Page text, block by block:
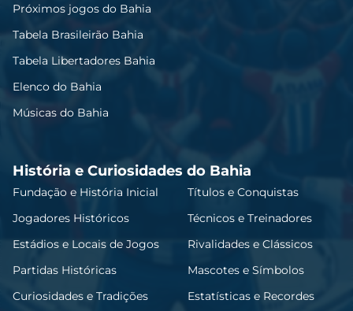
Próximos jogos do Bahia
Tabela Brasileirão Bahia
Tabela Libertadores Bahia
Elenco do Bahia
Músicas do Bahia
História e Curiosidades do Bahia
Fundação e História Inicial
Títulos e Conquistas
Jogadores Históricos
Técnicos e Treinadores
Estádios e Locais de Jogos
Rivalidades e Clássicos
Partidas Históricas
Mascotes e Símbolos
Curiosidades e Tradições
Estatísticas e Recordes